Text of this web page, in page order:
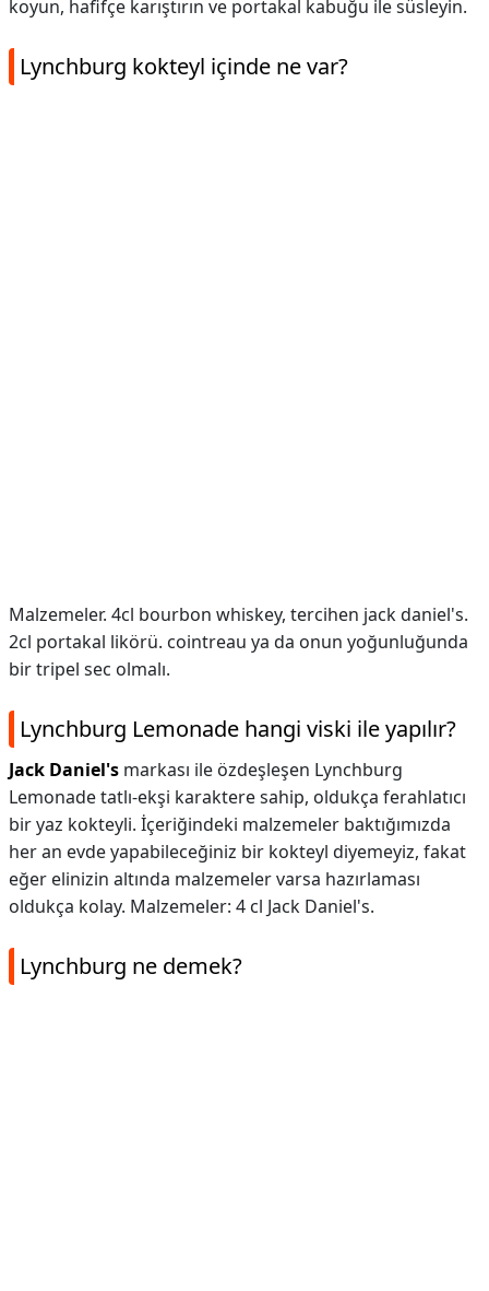
koyun, hafifçe karıştırın ve portakal kabuğu ile süsleyin.
Lynchburg kokteyl içinde ne var?
Malzemeler. 4cl bourbon whiskey, tercihen jack daniel's.
2cl portakal likörü. cointreau ya da onun yoğunluğunda
bir tripel sec olmalı.
Lynchburg Lemonade hangi viski ile yapılır?
Jack Daniel's markası ile özdeşleşen Lynchburg
Lemonade tatlı-ekşi karaktere sahip, oldukça ferahlatıcı
bir yaz kokteyli. İçeriğindeki malzemeler baktığımızda
her an evde yapabileceğiniz bir kokteyl diyemeyiz, fakat
eğer elinizin altında malzemeler varsa hazırlaması
oldukça kolay. Malzemeler: 4 cl Jack Daniel's.
Lynchburg ne demek?